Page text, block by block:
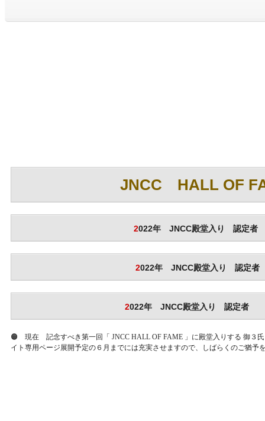
JNCC HALL OF
2022年 JNCC殿堂入り 認定者
2022年 JNCC殿堂入り 認定者
2022年 JNCC殿堂入り 認定者
🟠 現在 記念すべき第一回「 JNCC HALL OF FAME 」に殿堂入りする 御３
イト専用ページ展開予定の６月までには充実させますので、しばらくのご猶予